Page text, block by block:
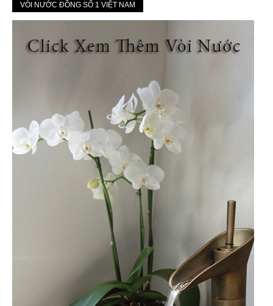
VÒI NƯỚC ĐỒNG SỐ 1 VIỆT NAM